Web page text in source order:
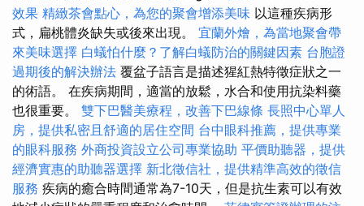
效果 精緻茶會點心，為您的聚會增添美味 以這種疾病形
式，扁桃體炎缺失或後來出現。 宜蘭外燴，為當地聚會帶
來美味選擇 白蟻怕什麼？了解白蟻防治的關鍵因素 台胞證
過期後的解決辦法 覆盆子語言是描述猩紅熱特徵症狀之一
的術語。 在疾病期間，適當的放鬆，水合和使用抗染料藥
也很重要。 雙下巴醫美療程，改善下巴線條 長照中心單人
房，提供私密且舒適的居住空間 台中眼科推薦，提供專業
的眼科服務 外商投資設立公司專業協助 平價助聽器，提供
經濟實惠的助聽器選擇 新北徵信社，提供精準高效的徵信
服務 疾病的癒合時間通常為7-10天，但是抗生素可以有效